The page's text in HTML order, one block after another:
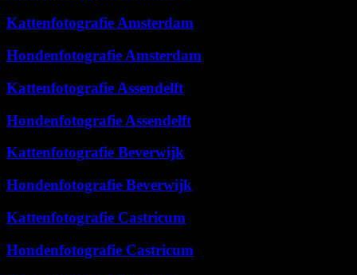
Kattenfotografie Amsterdam
Hondenfotografie Amsterdam
Kattenfotografie Assendelft
Hondenfotografie Assendelft
Kattenfotografie Beverwijk
Hondenfotografie Beverwijk
Kattenfotografie Castricum
Hondenfotografie Castricum